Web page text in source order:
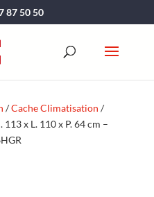
87 50 50
/Cache Climatisation /
x L. 110 x P. 64 cm –